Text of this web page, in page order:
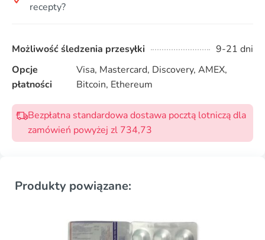
recepty?
Możliwość śledzenia przesyłki
9-21 dni
Opcje
płatności
Visa, Mastercard, Discovery, AMEX,
Bitcoin, Ethereum
Bezpłatna standardowa dostawa pocztą lotniczą dla
zamówień powyżej zl 734,73
Produkty powiązane: